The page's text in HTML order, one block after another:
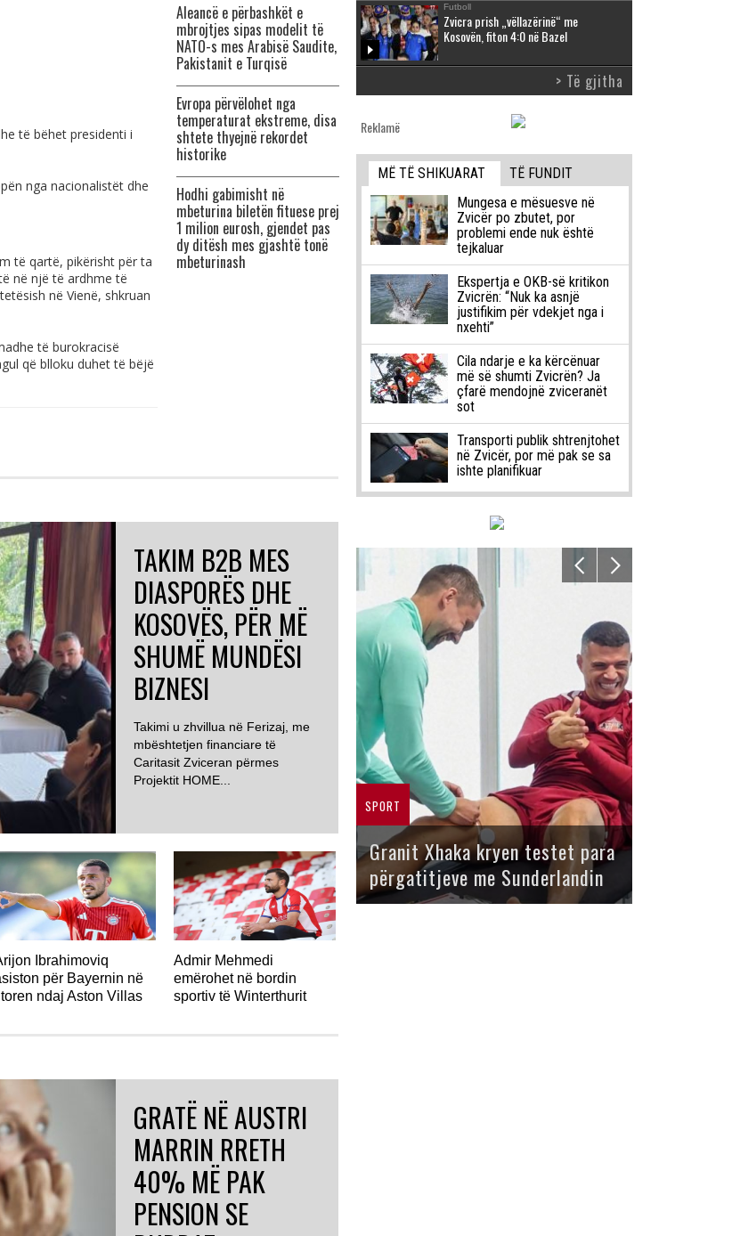
të bëhet presidenti i
nga nacionalistët dhe
të qartë, pikërisht për ta
në një të ardhme të
në Vienë, shkruan
të burokracisë
që blloku duhet të bëjë
Aleancë e përbashkët e
mbrojtjes sipas modelit të
NATO-s mes Arabisë Saudite,
Pakistanit e Turqisë
Evropa përvëlohet nga
temperaturat ekstreme, disa
shtete thyejnë rekordet
historike
Hodhi gabimisht në
mbeturina biletën fituese prej
1 milion eurosh, gjendet pas
dy ditësh mes gjashtë tonë
mbeturinash
TAKIM B2B MES
DIASPORËS DHE
KOSOVËS, PËR MË
SHUMË MUNDËSI
BIZNESI
Takimi u zhvillua në Ferizaj, me
mbështetjen financiare të
Caritasit Zviceran përmes
Projektit HOME...
Ibrahimoviq
për Bayernin në
ndaj Aston Villas
Admir Mehmedi
emërohet në bordin
sportiv të Winterthurit
GRATË NË AUSTRI
MARRIN RRETH
40% MË PAK
PENSION SE
Futboll
Zvicra prish „vëllazërinë“ me
Kosovën, fiton 4:0 në Bazel
> Të gjitha
Reklamë
MË TË SHIKUARAT
TË FUNDIT
Mungesa e mësuesve në
Zvicër po zbutet, por
problemi ende nuk është
tejkaluar
Ekspertja e OKB-së kritikon
Zvicrën: “Nuk ka asnjë
justifikim për vdekjet nga i
nxehti”
Cila ndarje e ka kërcënuar
më së shumti Zvicrën? Ja
çfarë mendojnë zviceranët
sot
Transporti publik shtrenjtohet
në Zvicër, por më pak se sa
ishte planifikuar
SPORT
Granit Xhaka kryen testet para
përgatitjeve me Sunderlandin